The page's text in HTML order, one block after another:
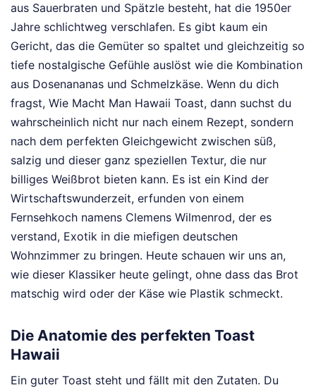
aus Sauerbraten und Spätzle besteht, hat die 1950er
Jahre schlichtweg verschlafen. Es gibt kaum ein
Gericht, das die Gemüter so spaltet und gleichzeitig so
tiefe nostalgische Gefühle auslöst wie die Kombination
aus Dosenananas und Schmelzkäse. Wenn du dich
fragst, Wie Macht Man Hawaii Toast, dann suchst du
wahrscheinlich nicht nur nach einem Rezept, sondern
nach dem perfekten Gleichgewicht zwischen süß,
salzig und dieser ganz speziellen Textur, die nur
billiges Weißbrot bieten kann. Es ist ein Kind der
Wirtschaftswunderzeit, erfunden von einem
Fernsehkoch namens Clemens Wilmenrod, der es
verstand, Exotik in die miefigen deutschen
Wohnzimmer zu bringen. Heute schauen wir uns an,
wie dieser Klassiker heute gelingt, ohne dass das Brot
matschig wird oder der Käse wie Plastik schmeckt.
Die Anatomie des perfekten Toast
Hawaii
Ein guter Toast steht und fällt mit den Zutaten. Du